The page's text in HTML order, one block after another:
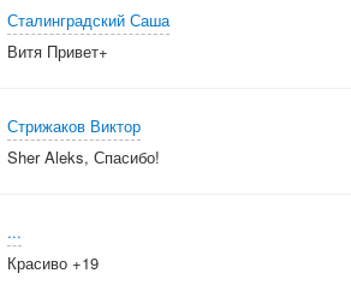
На крыльях нежности летаю...
По светлым небесам твоей любви,
Сталинградский Саша
Витя Привет+
Стрижаков Виктор
Sher Aleks, Спасибо!
...
Красиво +19